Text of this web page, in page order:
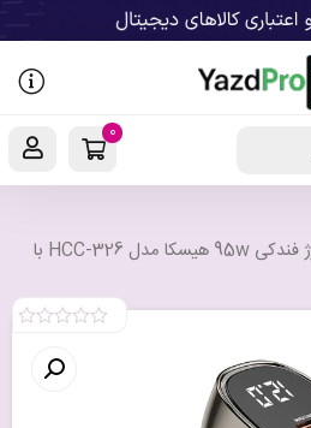
0
/ شارژ فندکی 95w هیسکا مدل HCC-326 با